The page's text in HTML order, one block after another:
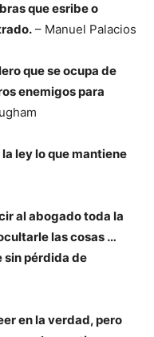
que esribe o
– Manuel Palacios
que se ocupa de
enemigos para
ley lo que mantiene
al abogado toda la
las cosas …
sin pérdida de
en la verdad, pero